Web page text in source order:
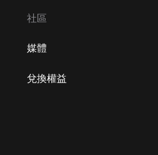
社區
媒體
兌換權益